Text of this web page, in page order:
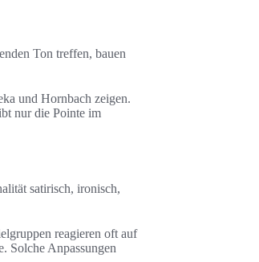
Ton treffen, bauen
und Hornbach zeigen.
nur die Pointe im
satirisch, ironisch,
reagieren oft auf
Solche Anpassungen